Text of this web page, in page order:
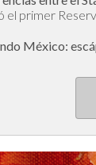
el primer
México: